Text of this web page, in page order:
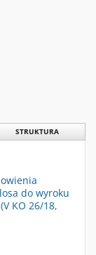
STRUKTURA
do wyroku
KO 26/18,